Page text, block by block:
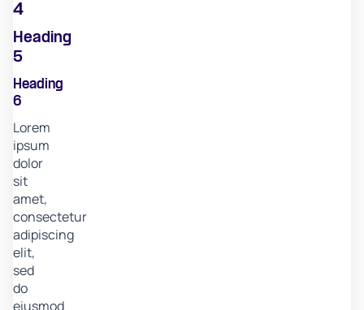
4
Heading
5
Heading
6
Lorem
ipsum
dolor
sit
amet,
consectetur
adipiscing
elit,
sed
do
eiusmod